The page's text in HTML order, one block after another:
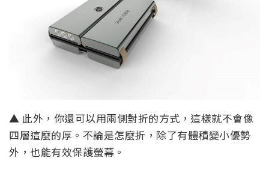
▲ 此外，你還可以用兩側對折的方式，這樣就不會像
四層這麼的厚。不論是怎麼折，除了有體積變小優勢
外，也能有效保護螢幕。